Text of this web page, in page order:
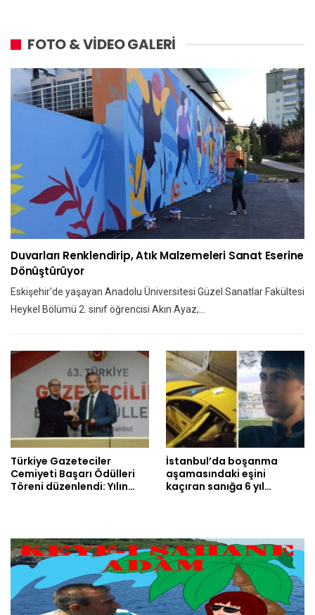
FOTO & VİDEO GALERİ
Duvarları Renklendirip, Atık Malzemeleri Sanat Eserine
Dönüştürüyor
Eskişehir'de yaşayan Anadolu Üniversitesi Güzel Sanatlar Fakültesi
Heykel Bölümü 2. sınıf öğrencisi Akın Ayaz,…
Türkiye Gazeteciler
Cemiyeti Başarı Ödülleri
Töreni düzenlendi: Yılın…
İstanbul’da boşanma
aşamasındaki eşini
kaçıran sanığa 6 yıl…